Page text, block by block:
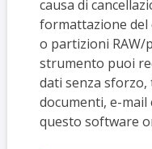
causa di
formattazione del
o partizioni RAW/
strumento puoi
dati senza
documenti, e-mail
questo software